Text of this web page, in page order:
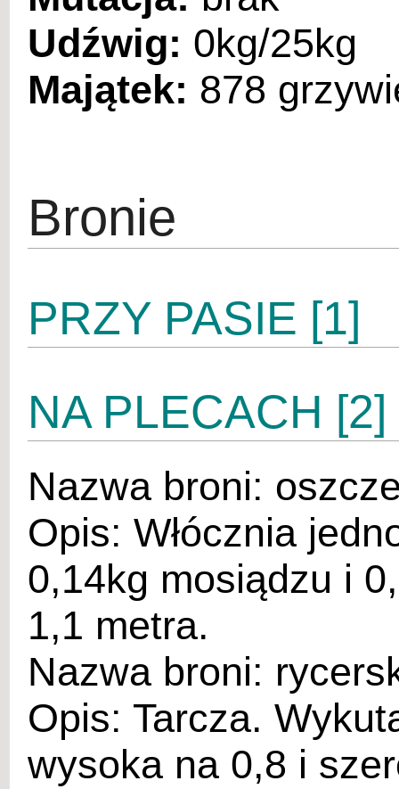
Udźwig: 0kg/25kg
Majątek: 878
Bronie
PRZY PASIE [1]
NA PLECACH [2]
Nazwa broni:
Opis: Włócznia
0,14kg mosiądzu i
1,1 metra.
Nazwa broni:
Opis: Tarcza.
wysoka na 0,8 i